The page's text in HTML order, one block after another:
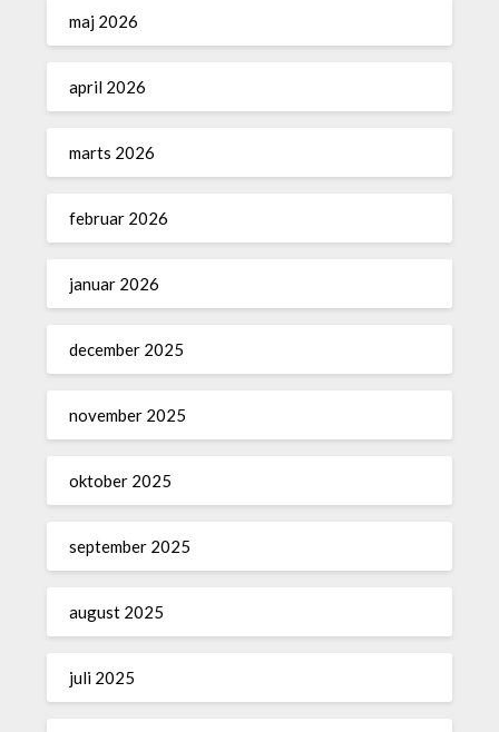
maj 2026
april 2026
marts 2026
februar 2026
januar 2026
december 2025
november 2025
oktober 2025
september 2025
august 2025
juli 2025